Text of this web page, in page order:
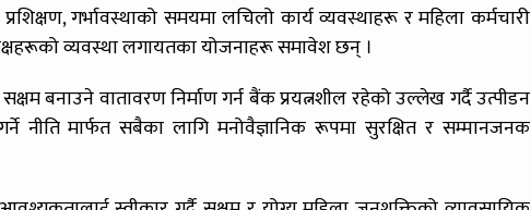
गर्भावस्थाको समयमा लचिलो कार्य व्यवस्थाहरू र महिला कर्मचारी
व्यवस्था लगायतका योजनाहरू समावेश छन् ।
बनाउने वातावरण निर्माण गर्न बैंक प्रयत्नशील रहेको उल्लेख गर्दै उत्पीडन
नीति मार्फत सबैका लागि मनोवैज्ञानिक रूपमा सुरक्षित र सम्मानजनक